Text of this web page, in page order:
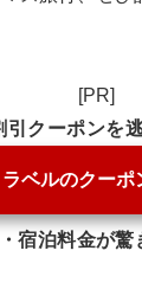
[PR]
引クーポンを
ベルのクーポ
宿泊料金が驚